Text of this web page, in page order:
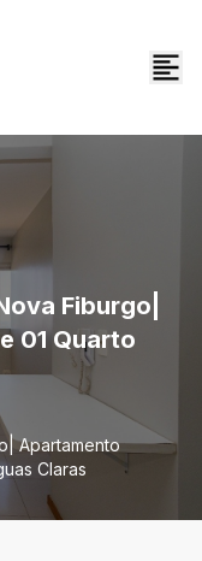
Fiburgo|
01 Quarto
Apartamento
Claras